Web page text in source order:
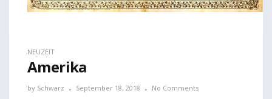
NEUZEIT
Amerika
by Schwarz September 18, 2018 No Comments